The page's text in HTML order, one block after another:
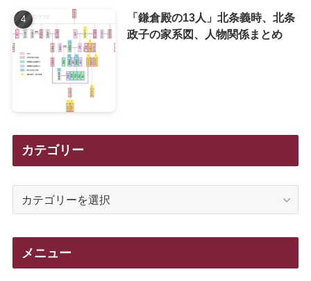
「鎌倉殿の13人」北条義時、北条
政子の家系図、人物関係まとめ
カテゴリー
メニュー